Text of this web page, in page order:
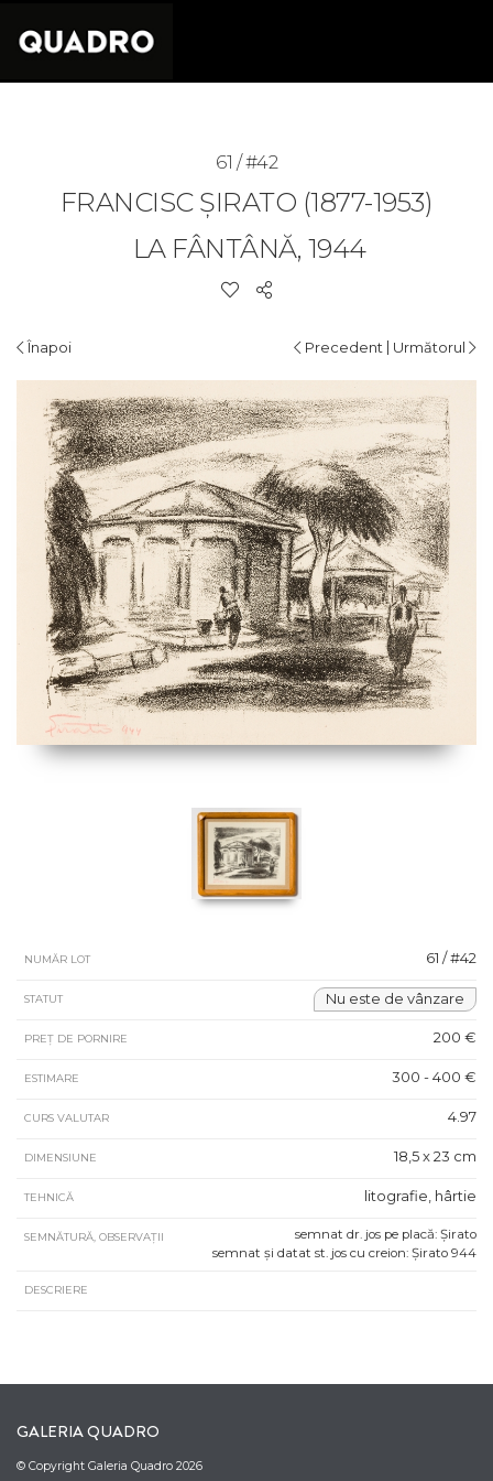
61 / #42
FRANCISC ȘIRATO (1877-1953)
LA FÂNTÂNĂ, 1944
Înapoi Precedent | Următorul
NUMĂR LOT 61 / #42
STATUT Nu este de vânzare
PREȚ DE PORNIRE 200 €
ESTIMARE 300 - 400 €
CURS VALUTAR 4.97
DIMENSIUNE 18,5 x 23 cm
TEHNICĂ litografie, hârtie
SEMNĂTURĂ, OBSERVAȚII
semnat dr. jos pe placă: Șirato
semnat și datat st. jos cu creion: Șirato 944
DESCRIERE
GALERIA QUADRO
© Copyright Galeria Quadro 2026